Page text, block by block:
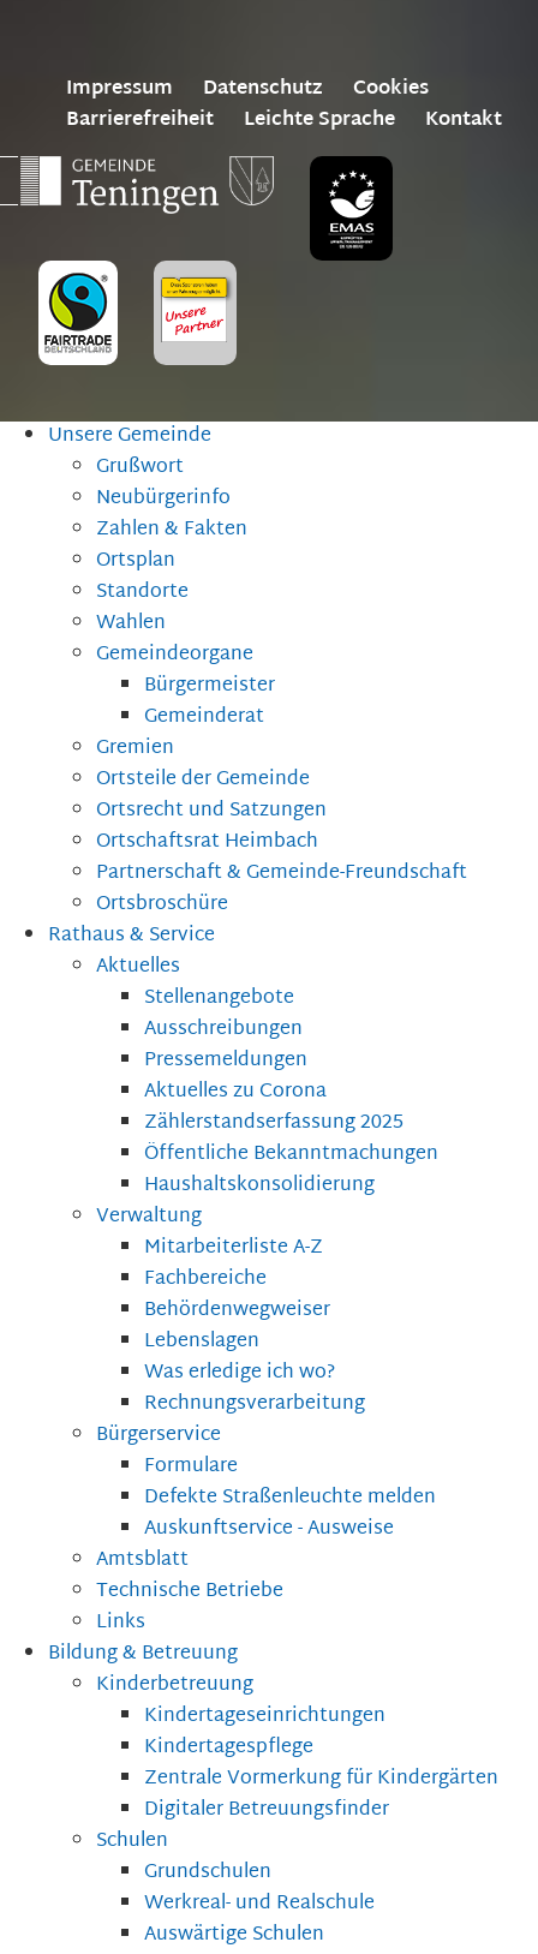
Impressum Datenschutz
Cookies
Barrierefreiheit
Leichte Sprache Kontakt
Unsere Gemeinde
Grußwort
Neubürgerinfo
Zahlen & Fakten
Ortsplan
Standorte
Wahlen
Gemeindeorgane
Bürgermeister
Gemeinderat
Gremien
Ortsteile der Gemeinde
Ortsrecht und Satzungen
Ortschaftsrat Heimbach
Partnerschaft & Gemeinde-Freundschaft
Ortsbroschüre
Rathaus & Service
Aktuelles
Stellenangebote
Ausschreibungen
Pressemeldungen
Aktuelles zu Corona
Zählerstandserfassung 2025
Öffentliche Bekanntmachungen
Haushaltskonsolidierung
Verwaltung
Mitarbeiterliste A-Z
Fachbereiche
Behördenwegweiser
Lebenslagen
Was erledige ich wo?
Rechnungsverarbeitung
Bürgerservice
Formulare
Defekte Straßenleuchte melden
Auskunftservice - Ausweise
Amtsblatt
Technische Betriebe
Links
Bildung & Betreuung
Kinderbetreuung
Kindertageseinrichtungen
Kindertagespflege
Zentrale Vormerkung für Kindergärten
Digitaler Betreuungsfinder
Schulen
Grundschulen
Werkreal- und Realschule
Auswärtige Schulen